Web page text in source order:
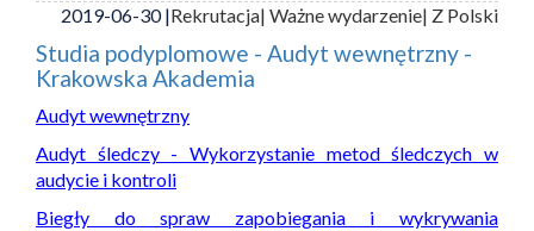
2019-06-30 |Rekrutacja| Ważne wydarzenie| Z Polski
Studia podyplomowe - Audyt wewnętrzny -
Krakowska Akademia
Audyt wewnętrzny
Audyt śledczy - Wykorzystanie metod śledczych w
audycie i kontroli
Biegły do spraw zapobiegania i wykrywania